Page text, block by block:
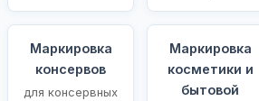
Маркировка
консервов
для консервных
Маркировка
косметики и
бытовой